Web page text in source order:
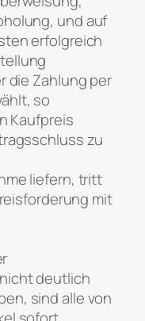
und auf
erfolgreich
die Zahlung per
so
Kaufpreis
zu
liefern, tritt
mit
deutlich
sind alle von